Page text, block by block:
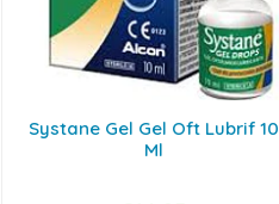
Systane Gel Gel Oft Lubrif 10
Ml